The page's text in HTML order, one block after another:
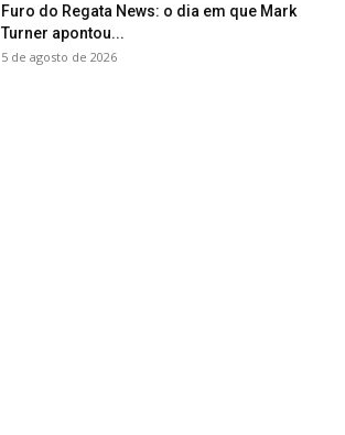
Furo do Regata News: o dia em que Mark
Turner apontou...
5 de agosto de 2026